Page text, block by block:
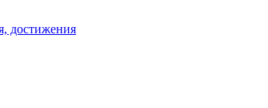
достижения